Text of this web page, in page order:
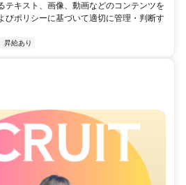
テキスト、画像、動画などのコンテンツを
びポリシーに基づいて適切に管理・判断す
昇給あり